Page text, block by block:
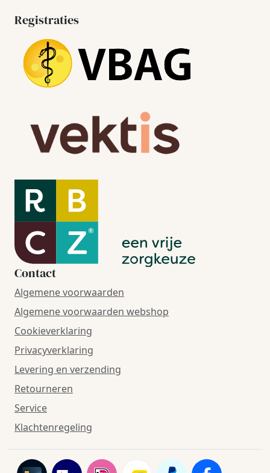
Registraties
Contact
Algemene voorwaarden
Algemene voorwaarden webshop
Cookieverklaring
Privacyverklaring
Levering en verzending
Retourneren
Service
Klachtenregeling